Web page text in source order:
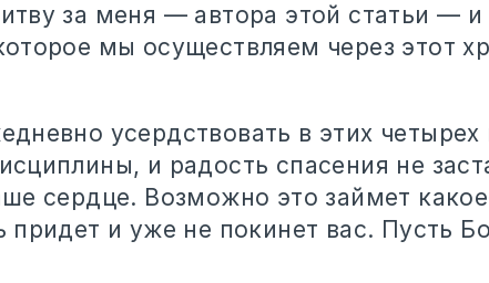
за меня — автора этой статьи — и
мы осуществляем через этот
усердствовать в этих
и радость спасения не
сердце. Возможно это займет
придет и уже не покинет вас. Пусть